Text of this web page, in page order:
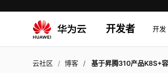
开发者 开发
云社区 博客 基于昇腾310产品K8S+